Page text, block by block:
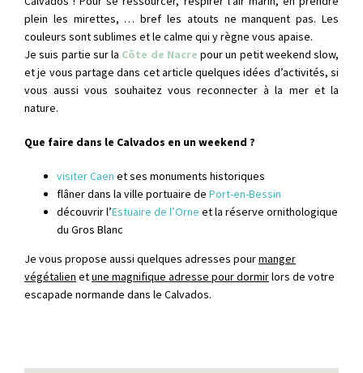
plein les mirettes, … bref les atouts ne manquent pas. Les
couleurs sont sublimes et le calme qui y règne vous apaise.
Je suis partie sur la Côte de Nacre pour un petit weekend slow,
et je vous partage dans cet article quelques idées d’activités, si
vous aussi vous souhaitez vous reconnecter à la mer et la
nature.
Que faire dans le Calvados en un weekend ?
visiter Caen et ses monuments historiques
flâner dans la ville portuaire de Port-en-Bessin
découvrir l’Estuaire de l’Orne et la réserve ornithologique
du Gros Blanc
Je vous propose aussi quelques adresses pourmanger
végétalien etune magnifique adresse pour dormirlors de votre
escapade normande dans le Calvados.